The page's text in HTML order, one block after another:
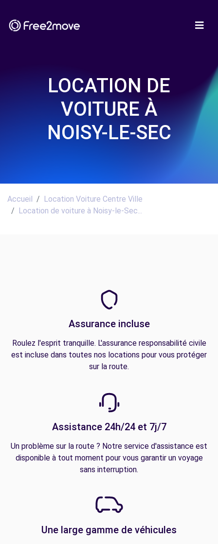
LOCATION DE
VOITURE À
NOISY-LE-SEC
Accueil
Location Voiture Centre Ville
Location de voiture à Noisy-le-Sec...
Assurance incluse
Roulez l'esprit tranquille. L'assurance responsabilité civile
est incluse dans toutes nos locations pour vous protéger
sur la route.
Assistance 24h/24 et 7j/7
Un problème sur la route ? Notre service d'assistance est
disponible à tout moment pour vous garantir un voyage
sans interruption.
Une large gamme de véhicules